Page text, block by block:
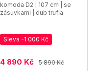
komoda D2 | 107 cm | se
zásuvkami | dub trufla
Sleva -1 000 Kč
4 890 Kč 5 890 Kč